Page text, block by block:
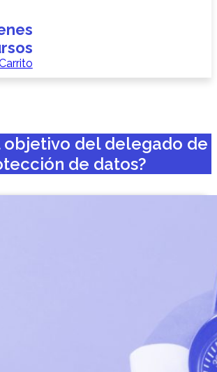
objetivo del delegado de
de datos?